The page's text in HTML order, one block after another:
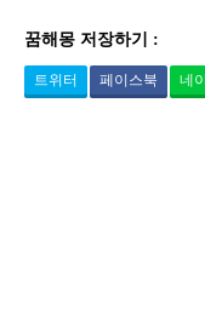
꿈해몽 저장하기 :
트위터 페이스북 네